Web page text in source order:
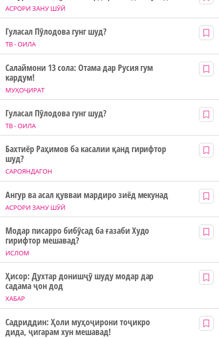
АСРОРИ ЗАНУ ШӮӢ
ТВ - ОИЛА
Гуласал Пӯлодова гунг шуд?
МУҲОҶИРАТ
Салаймони 13 сола: Отама дар Русия гум
кардум!
ТВ - ОИЛА
Гуласал Пӯлодова гунг шуд?
САРОЯНДАГОН
Бахтиёр Раҳимов ба касалии қанд гирифтор
шуд?
АСРОРИ ЗАНУ ШӮӢ
Ангур ва асал қувваи мардиро зиёд мекунад
ИСЛОМ
Модар писарро бибӯсад ба ғазаби Худо
гирифтор мешавад?
ХАБАР
Ҳисор: Духтар донишҷӯ шуду модар дар
садама ҷон дод
Садриддин: Ҳоли муҳоҷирони тоҷикро
дида, ҷигарам хун мешавад!